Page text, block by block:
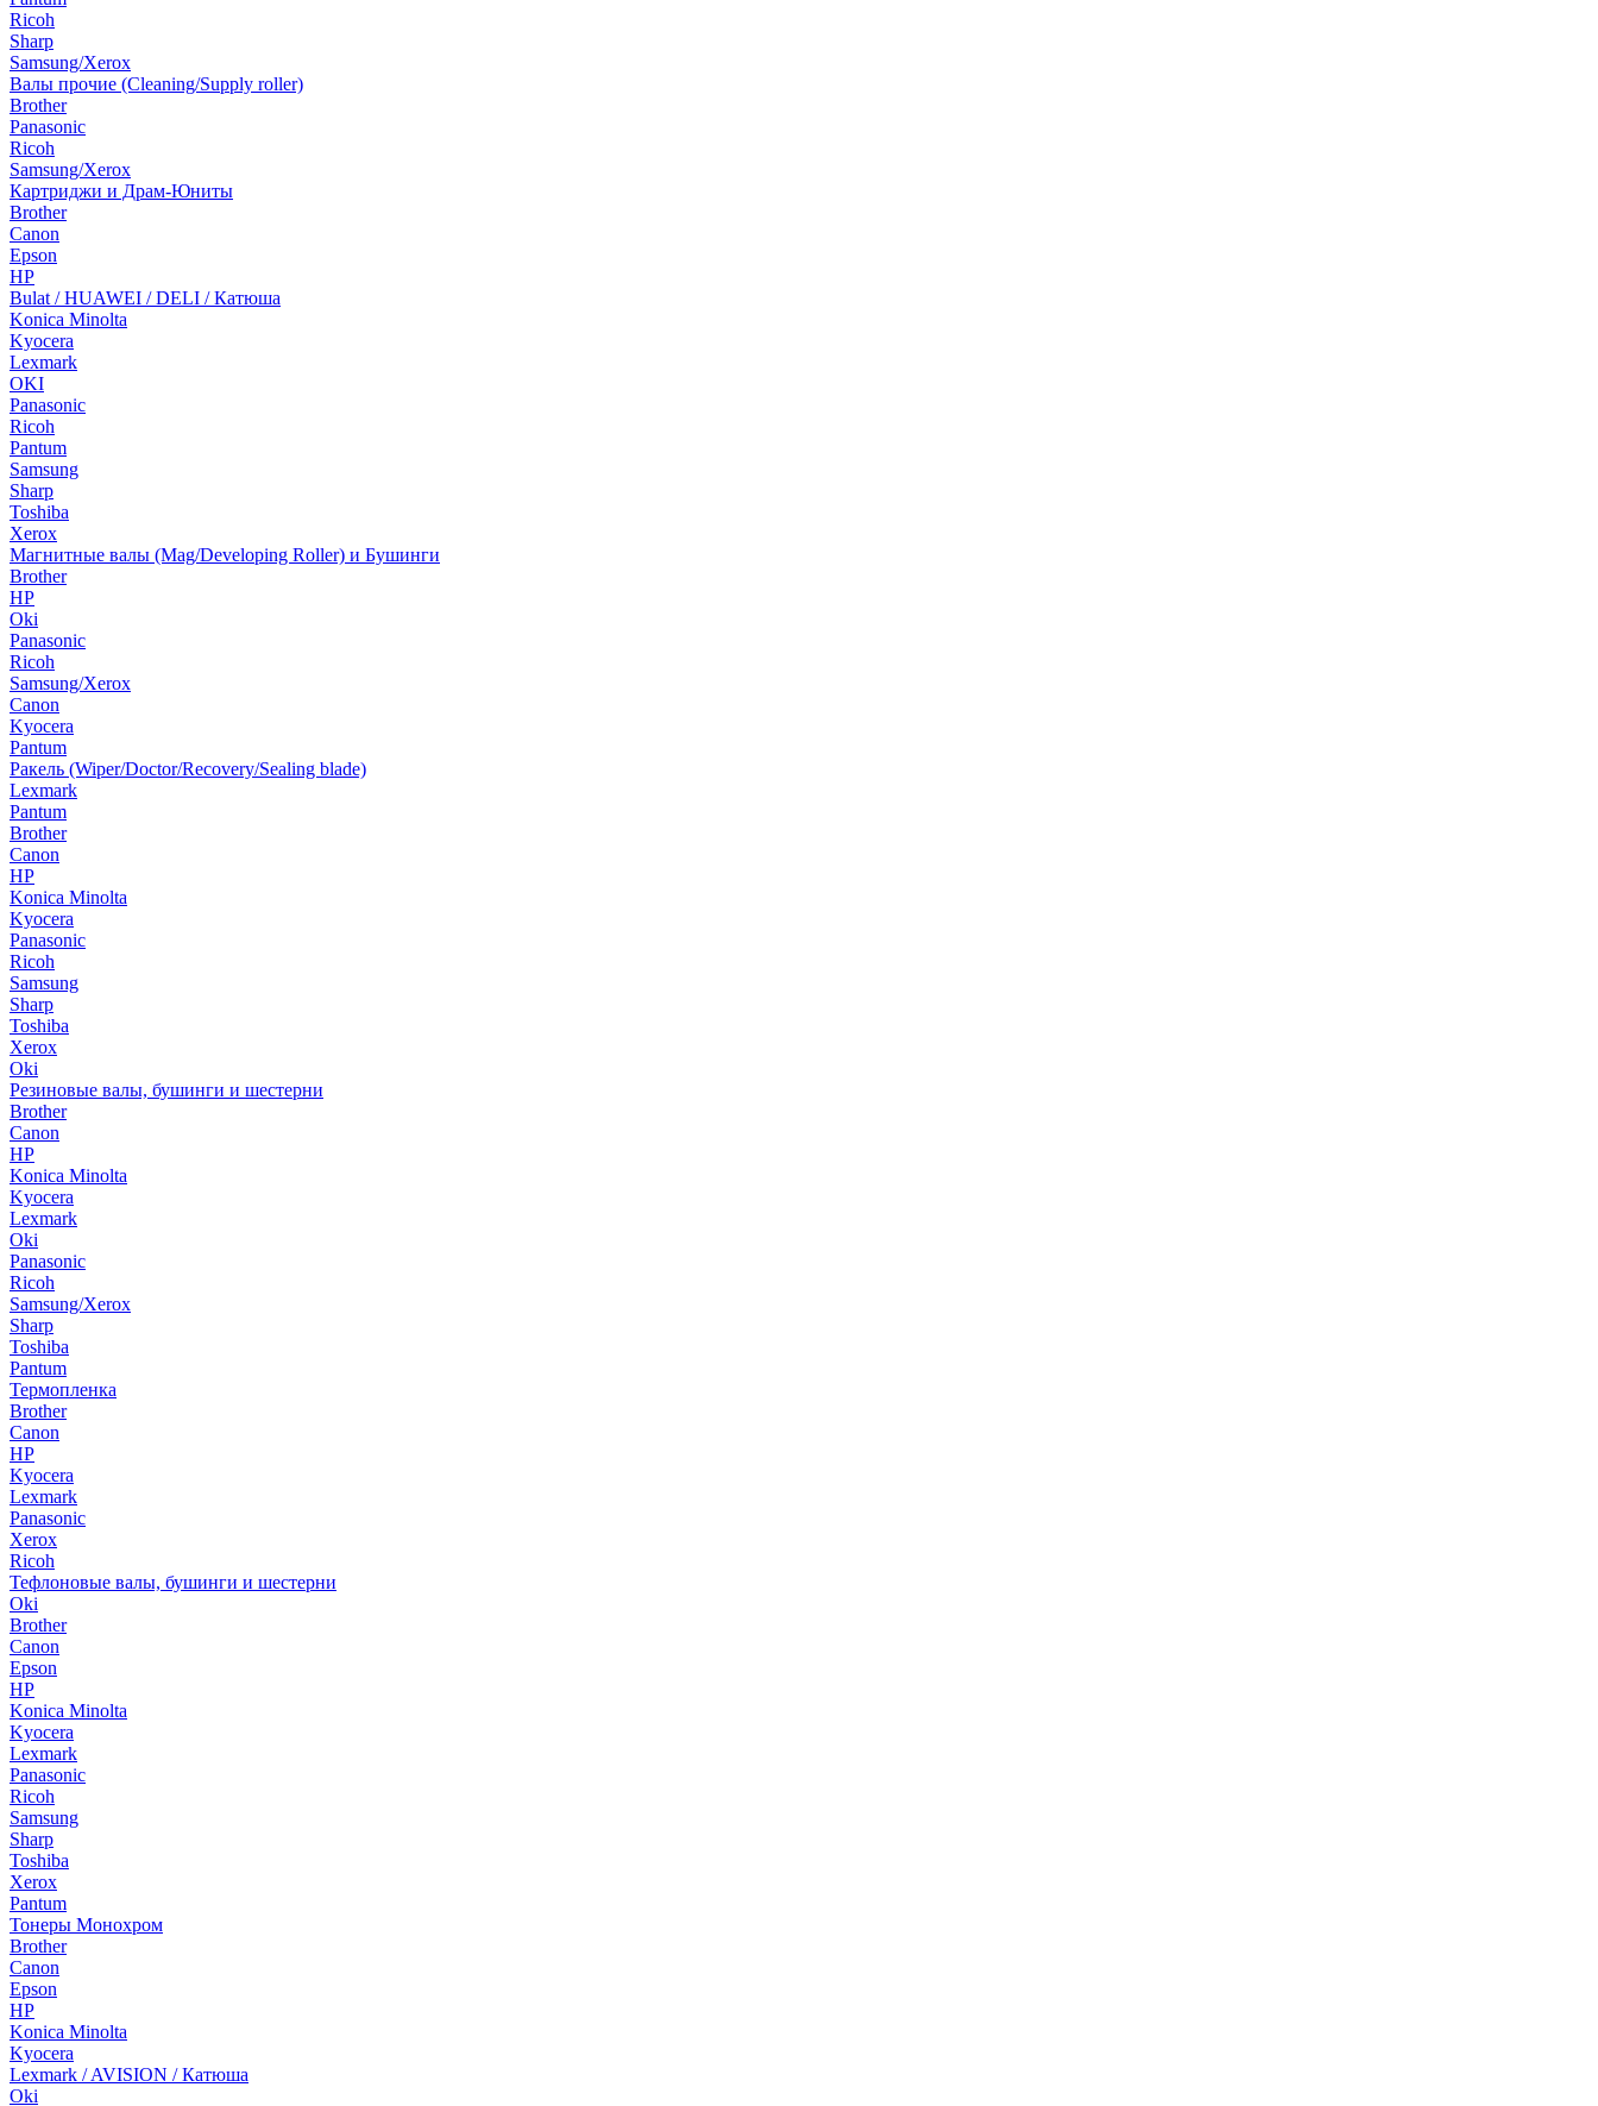
Ricoh
Sharp
Samsung/Xerox
Валы прочие (Cleaning/Supply roller)
Brother
Panasonic
Ricoh
Samsung/Xerox
Картриджи и Драм-Юниты
Brother
Canon
Epson
HP
Bulat / HUAWEI / DELI / Катюша
Konica Minolta
Kyocera
Lexmark
OKI
Panasonic
Ricoh
Pantum
Samsung
Sharp
Toshiba
Xerox
Магнитные валы (Mag/Developing Roller) и Бушинги
Brother
HP
Oki
Panasonic
Ricoh
Samsung/Xerox
Canon
Kyocera
Pantum
Ракель (Wiper/Doctor/Recovery/Sealing blade)
Lexmark
Pantum
Brother
Canon
HP
Konica Minolta
Kyocera
Panasonic
Ricoh
Samsung
Sharp
Toshiba
Xerox
Oki
Резиновые валы, бушинги и шестерни
Brother
Canon
HP
Konica Minolta
Kyocera
Lexmark
Oki
Panasonic
Ricoh
Samsung/Xerox
Sharp
Toshiba
Pantum
Термопленка
Brother
Canon
HP
Kyocera
Lexmark
Panasonic
Xerox
Ricoh
Тефлоновые валы, бушинги и шестерни
Oki
Brother
Canon
Epson
HP
Konica Minolta
Kyocera
Lexmark
Panasonic
Ricoh
Samsung
Sharp
Toshiba
Xerox
Pantum
Тонеры Монохром
Brother
Canon
Epson
HP
Konica Minolta
Kyocera
Lexmark / AVISION / Катюша
Oki